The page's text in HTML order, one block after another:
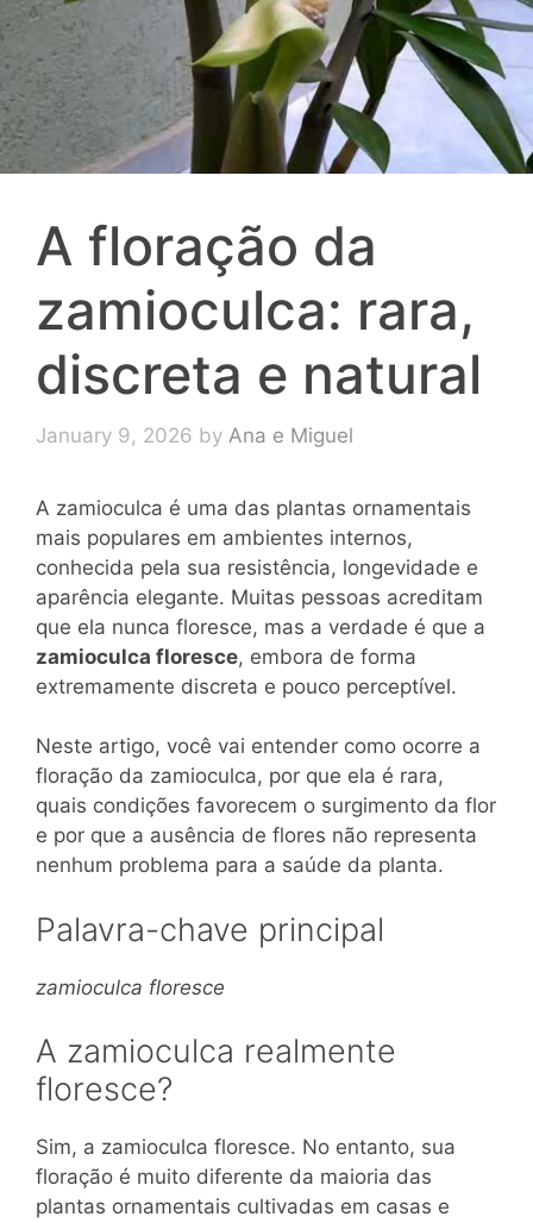
A floração da
zamioculca: rara,
discreta e natural
January 9, 2026 by Ana e Miguel
A zamioculca é uma das plantas ornamentais
mais populares em ambientes internos,
conhecida pela sua resistência, longevidade e
aparência elegante. Muitas pessoas acreditam
que ela nunca floresce, mas a verdade é que a
zamioculca floresce, embora de forma
extremamente discreta e pouco perceptível.
Neste artigo, você vai entender como ocorre a
floração da zamioculca, por que ela é rara,
quais condições favorecem o surgimento da flor
e por que a ausência de flores não representa
nenhum problema para a saúde da planta.
Palavra-chave principal
zamioculca floresce
A zamioculca realmente
floresce?
Sim, a zamioculca floresce. No entanto, sua
floração é muito diferente da maioria das
plantas ornamentais cultivadas em casas e